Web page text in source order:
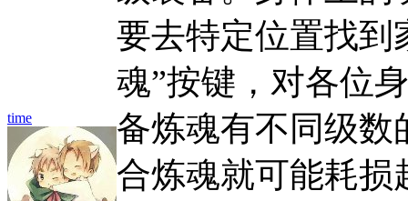
time
要去特定位置找到
魂”按键，对各位
备炼魂有不同级数
合炼魂就可能耗损